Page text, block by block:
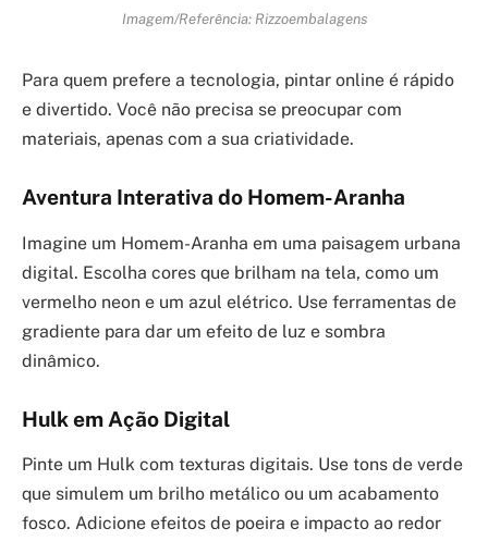
Imagem/Referência: Rizzoembalagens
Para quem prefere a tecnologia, pintar online é rápido
e divertido. Você não precisa se preocupar com
materiais, apenas com a sua criatividade.
Aventura Interativa do Homem-Aranha
Imagine um Homem-Aranha em uma paisagem urbana
digital. Escolha cores que brilham na tela, como um
vermelho neon e um azul elétrico. Use ferramentas de
gradiente para dar um efeito de luz e sombra
dinâmico.
Hulk em Ação Digital
Pinte um Hulk com texturas digitais. Use tons de verde
que simulem um brilho metálico ou um acabamento
fosco. Adicione efeitos de poeira e impacto ao redor